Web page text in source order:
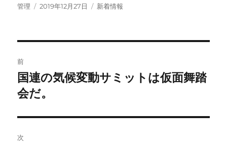
投
管理
投
2019年12月27日
カ
新着情報
稿
ナ
ビ
ゲ
前
前
の
稿:
国連の気候変動サミットは仮面舞踏
会だ。
次